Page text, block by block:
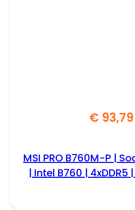
€93,79
MSI PRO B760M-P |
| Intel B760 | 4xDDR5